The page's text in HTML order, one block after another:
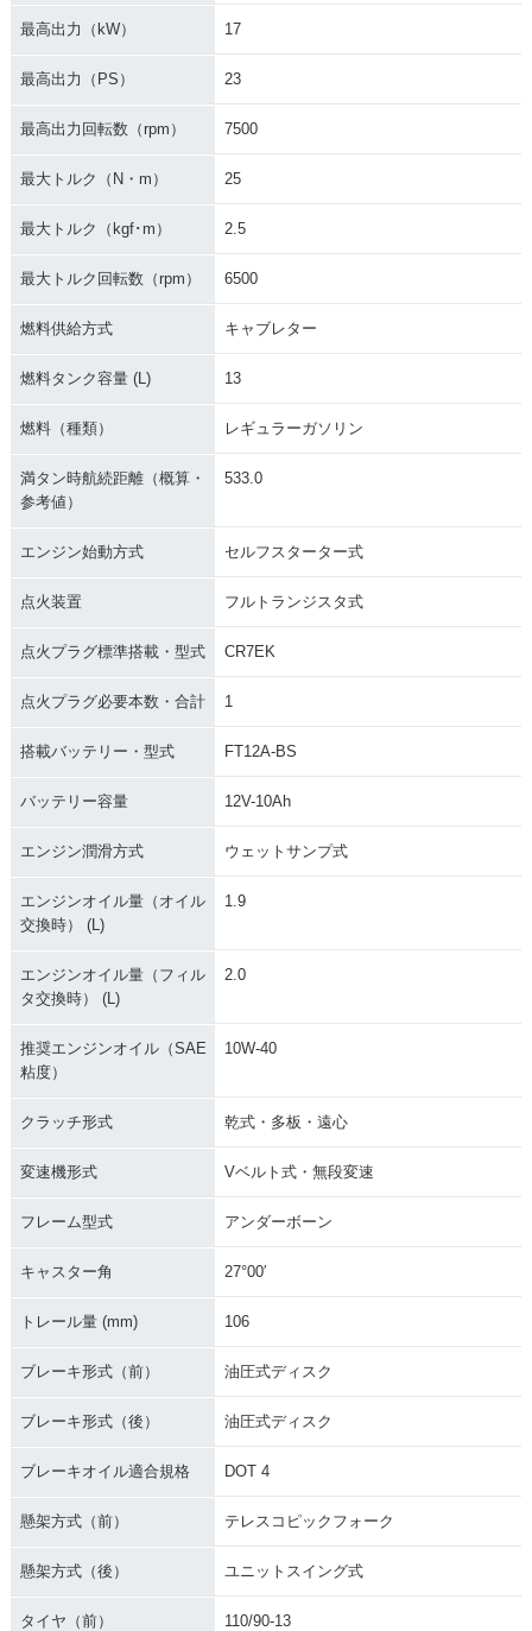
最高出力（kW） 17
最高出力（PS） 23
最高出力回転数（rpm） 7500
最大トルク（N・m） 25
最大トルク（kgf･m） 2.5
最大トルク回転数（rpm） 6500
燃料供給方式 キャブレター
燃料タンク容量 (L) 13
燃料（種類） レギュラーガソリン
満タン時航続距離（概算・
参考値）
533.0
エンジン始動方式 セルフスターター式
点火装置 フルトランジスタ式
点火プラグ標準搭載・型式 CR7EK
点火プラグ必要本数・合計 1
搭載バッテリー・型式 FT12A-BS
バッテリー容量 12V-10Ah
エンジン潤滑方式 ウェットサンプ式
エンジンオイル量（オイル
交換時） (L)
1.9
エンジンオイル量（フィル
タ交換時） (L)
2.0
推奨エンジンオイル（SAE
粘度）
10W-40
クラッチ形式 乾式・多板・遠心
変速機形式 Vベルト式・無段変速
フレーム型式 アンダーボーン
キャスター角 27°00′
トレール量 (mm) 106
ブレーキ形式（前） 油圧式ディスク
ブレーキ形式（後） 油圧式ディスク
ブレーキオイル適合規格 DOT 4
懸架方式（前） テレスコピックフォーク
懸架方式（後） ユニットスイング式
タイヤ（前） 110/90-13